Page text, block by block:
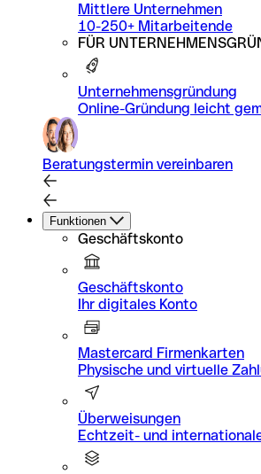
Mittlere Unternehmen
10-250+ Mitarbeitende
FÜR
Unternehmensgründung
Online-Gründung leicht
Beratungstermin vereinbaren
Funktionen
Geschäftskonto
Geschäftskonto
Ihr digitales Konto
Mastercard Firmenkarten
Physische und virtuelle
Überweisungen
Echtzeit- und